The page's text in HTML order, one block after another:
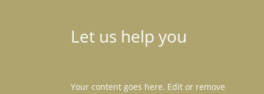
Let us help you
Your content goes here. Edit or remove